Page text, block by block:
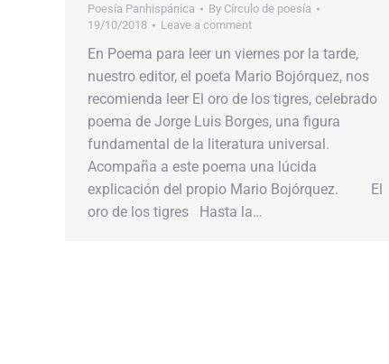
Poesía Panhispánica By Círculo de poesía
19/10/2018
Leave a comment
En Poema para leer un viernes por la tarde,
nuestro editor, el poeta Mario Bojórquez, nos
recomienda leer El oro de los tigres, celebrado
poema de Jorge Luis Borges, una figura
fundamental de la literatura universal.
Acompaña a este poema una lúcida
explicación del propio Mario Bojórquez. El
oro de los tigres Hasta la…